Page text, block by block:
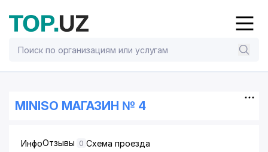
MINISO МАГАЗИН № 4
ИнфоОтзывы 0 Схема проезда